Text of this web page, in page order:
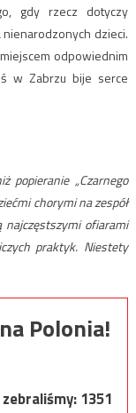
gdy rzecz dotyczy
dzieci.
odpowiednim
w Zabrzu bije serce
popieranie „Czarnego
chorymi na zespół
najczęstszymi ofiarami
praktyk. Niestety
Polonia!
zebraliśmy:1351